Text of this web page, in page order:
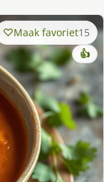
Maak favoriet15
👍